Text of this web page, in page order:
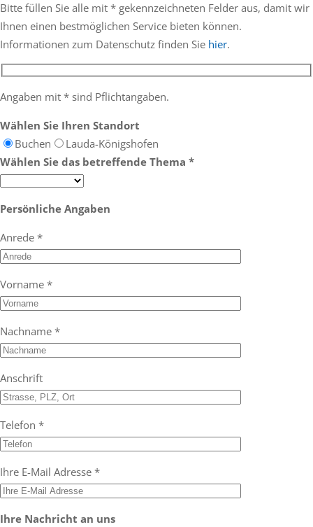
Bitte füllen Sie alle mit * gekennzeichneten Felder aus, damit wir
Ihnen einen bestmöglichen Service bieten können.
Informationen zum Datenschutz finden Sie hier.
Angaben mit * sind Pflichtangaben.
Wählen Sie Ihren Standort
Buchen
Lauda-Königshofen
Wählen Sie das betreffende Thema *
Persönliche Angaben
Anrede *
Vorname *
Nachname *
Anschrift
Telefon *
Ihre E-Mail Adresse *
Ihre Nachricht an uns